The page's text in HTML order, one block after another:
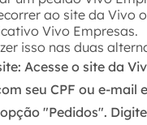
ao site da Vivo
Vivo Empresas.
isso nas duas
Acesse o site da
seu CPF ou e-mail
"Pedidos".